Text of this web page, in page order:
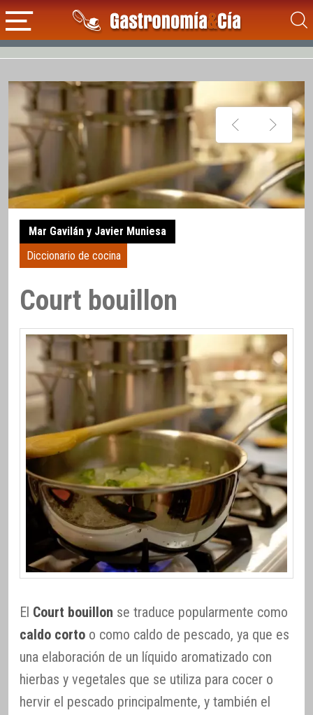
Mar Gavilán y Javier Muniesa
Diccionario de cocina
Court bouillon
El Court bouillon se traduce popularmente como
caldo corto o como caldo de pescado, ya que es
una elaboración de un líquido aromatizado con
hierbas y vegetales que se utiliza para cocer o
hervir el pescado principalmente, y también el